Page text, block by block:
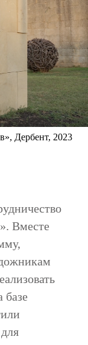
Дербент, 2023
Вместе
базе